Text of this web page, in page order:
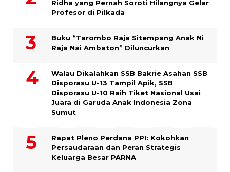
Ridha yang Pernah Soroti Hilangnya Gelar
Profesor di Pilkada
Buku “Tarombo Raja Sitempang Anak Ni
Raja Nai Ambaton” Diluncurkan
Walau Dikalahkan SSB Bakrie Asahan SSB
Disporasu U-13 Tampil Apik, SSB
Disporasu U-10 Raih Tiket Nasional Usai
Juara di Garuda Anak Indonesia Zona
Sumut
Rapat Pleno Perdana PPI: Kokohkan
Persaudaraan dan Peran Strategis
Keluarga Besar PARNA